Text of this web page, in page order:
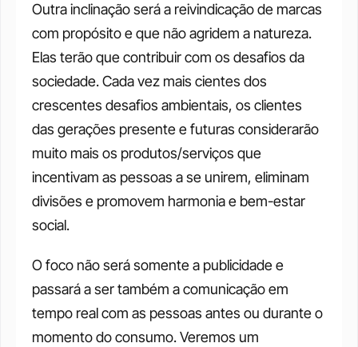
Outra inclinação será a reivindicação de marcas
com propósito e que não agridem a natureza.
Elas terão que contribuir com os desafios da
sociedade. Cada vez mais cientes dos
crescentes desafios ambientais, os clientes
das gerações presente e futuras considerarão
muito mais os produtos/serviços que
incentivam as pessoas a se unirem, eliminam
divisões e promovem harmonia e bem-estar
social.
O foco não será somente a publicidade e
passará a ser também a comunicação em
tempo real com as pessoas antes ou durante o
momento do consumo. Veremos um